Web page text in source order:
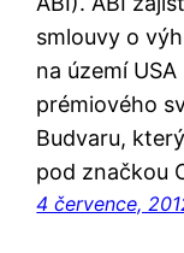
smlouvy o
na území
prémiového
Budvaru,
pod značkou
4 července,